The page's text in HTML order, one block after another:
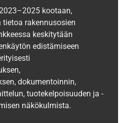
kootaan,
rakennusosien
keskitytään
edistämiseen
dokumentoinnin,
tuotekelpoisuuden ja -
näkökulmista.